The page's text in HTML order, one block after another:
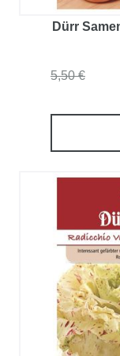
Dürr
5,50 €